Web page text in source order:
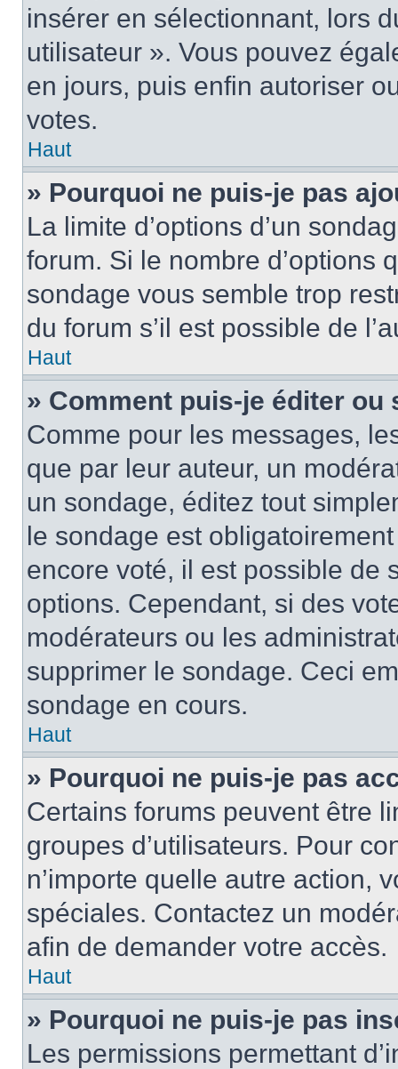
insérer en sélectionnant, lors
utilisateur ». Vous pouvez
en jours, puis enfin autoriser
votes.
Haut
» Pourquoi ne puis-je pas
La limite d’options d’un
forum. Si le nombre d’options
sondage vous semble trop
du forum s’il est possible de
Haut
» Comment puis-je éditer ou
Comme pour les messages,
que par leur auteur, un
un sondage, éditez tout
le sondage est
encore voté, il est possible de
options. Cependant, si des
modérateurs ou les
supprimer le sondage. Ceci
sondage en cours.
Haut
» Pourquoi ne puis-je pas
Certains forums peuvent être
groupes d’utilisateurs. Pour
n’importe quelle autre action,
spéciales. Contactez un
afin de demander votre accès.
Haut
» Pourquoi ne puis-je pas
Les permissions permettant